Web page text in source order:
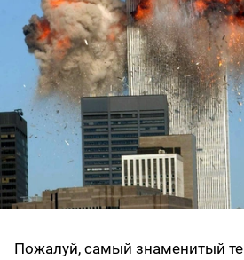
Пожалуй, самый знаменитый